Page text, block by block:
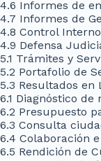
4.6 Informes de
4.7 Informes de
4.8 Control Interno
4.9 Defensa
5.1 Trámites y
5.2 Portafolio de
5.3 Resultados en
6.1 Diagnóstico de
6.2 Presupuesto
6.3 Consulta
6.4 Colaboración
6.5 Rendición de